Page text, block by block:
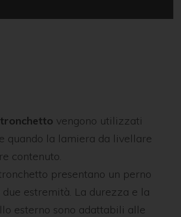
vengono utilizzati
quando la lamiera da livellare
contenuto.
presentano un perno
estremità. La durezza e la
esterno sono adattabili alle